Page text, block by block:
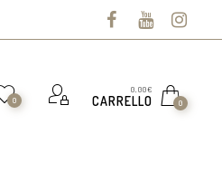
0
0,00€
CARRELLO 0